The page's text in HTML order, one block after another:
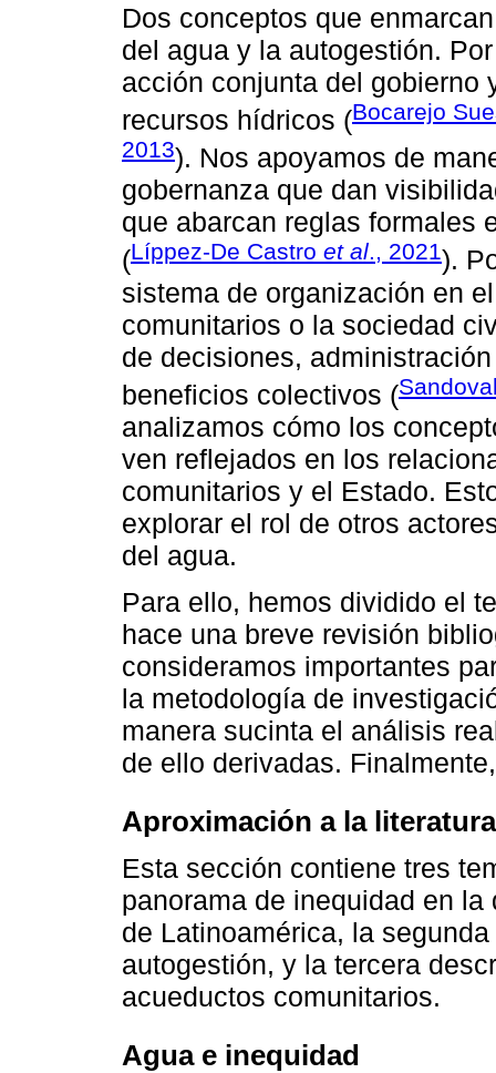
Dos conceptos que
del agua y la autogestión.
acción conjunta del gobierno
recursos hídricos (Bocarejo
2013). Nos apoyamos de
gobernanza que dan
que abarcan reglas formales
(Líppez-De Castro et al., 2021).
sistema de organización en
comunitarios o la sociedad
de decisiones,
beneficios colectivos (
analizamos cómo los
ven reflejados en los
comunitarios y el Estado.
explorar el rol de otros
del agua.
Para ello, hemos dividido el
hace una breve revisión
consideramos importantes
la metodología de
manera sucinta el análisis
de ello derivadas.
Aproximación a la literatura
Esta sección contiene tres
panorama de inequidad en
de Latinoamérica, la
autogestión, y la tercera
acueductos comunitarios.
Agua e inequidad